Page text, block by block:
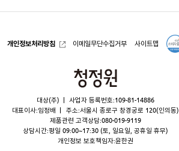
개인정보처리방침 이메일무단수집거부 사이트맵
청
원
대상(주)
사업자 등록번호:109-81-14886
대표이사:임정배
주소:서울시 종로구 창경궁로 120(인의동)
제품관련 고객상담:080-019-9119
상담시간:평일 09:00~17:30 (토, 일요일, 공휴일 휴무)
개인정보 보호책임자:윤한권